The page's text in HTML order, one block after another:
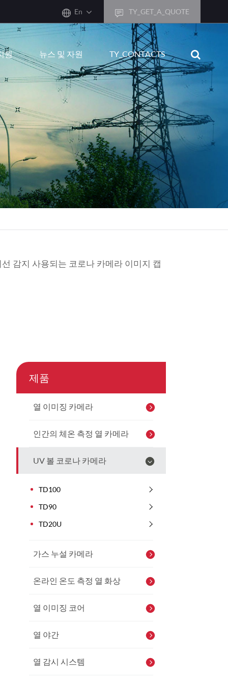
En TY_GET_A_QUOTE
원 뉴스 및 자원 TY_CONTACTS
감지 사용되는 코로나 카메라 이미지 캡
제품
열 이미징 카메라
인간의 체온 측정 열 카메라
UV 볼 코로나 카메라
TD100
TD90
TD20U
가스 누설 카메라
온라인 온도 측정 열 화상
열 이미징 코어
열 야간
열 감시 시스템